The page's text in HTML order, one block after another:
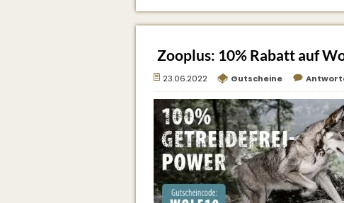
Zooplus: 10% Rabatt auf
23.06.2022 Gutscheine